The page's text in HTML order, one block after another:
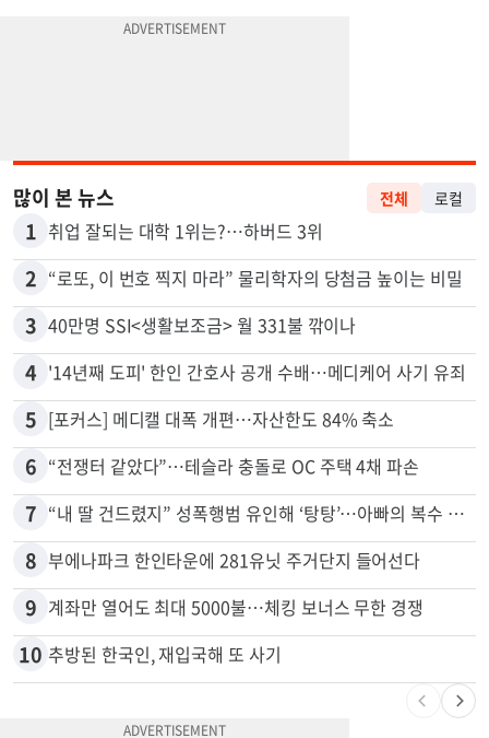
많이 본 뉴스 전체 로컬
1 취업 잘되는 대학 1위는?…하버드 3위
2 “로또, 이 번호 찍지 마라” 물리학자의 당첨금 높이는 비밀
3 40만명 SSI<생활보조금> 월 331불 깎이나
4 '14년째 도피' 한인 간호사 공개 수배…메디케어 사기 유죄
5 [포커스] 메디캘 대폭 개편…자산한도 84% 축소
6 “전쟁터 같았다”…테슬라 충돌로 OC 주택 4채 파손
7 “내 딸 건드렸지” 성폭행범 유인해 ‘탕탕’…아빠의 복수 결말
8 부에나파크 한인타운에 281유닛 주거단지 들어선다
9 계좌만 열어도 최대 5000불…체킹 보너스 무한 경쟁
10 추방된 한국인, 재입국해 또 사기